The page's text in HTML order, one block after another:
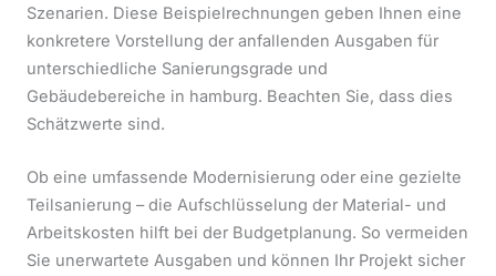
Szenarien. Diese Beispielrechnungen geben Ihnen eine
konkretere Vorstellung der anfallenden Ausgaben für
unterschiedliche Sanierungsgrade und
Gebäudebereiche in hamburg. Beachten Sie, dass dies
Schätzwerte sind.
Ob eine umfassende Modernisierung oder eine gezielte
Teilsanierung – die Aufschlüsselung der Material- und
Arbeitskosten hilft bei der Budgetplanung. So vermeiden
Sie unerwartete Ausgaben und können Ihr Projekt sicher